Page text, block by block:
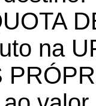
na